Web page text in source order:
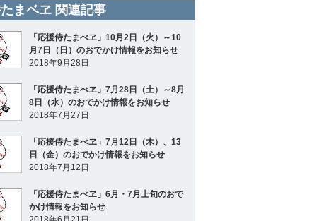
まベヱ 関連記事
「応援侍たまべヱ」10月2日（火）～10
月7日（日）のおでかけ情報をお知らせ
2018年9月28日
「応援侍たまべヱ」7月28日（土）～8月
8日（水）のおでかけ情報をお知らせ
2018年7月27日
「応援侍たまべヱ」7月12日（木）、13
日（金）のおでかけ情報をお知らせ
2018年7月12日
「応援侍たまべヱ」6月・7月上旬のおで
かけ情報をお知らせ